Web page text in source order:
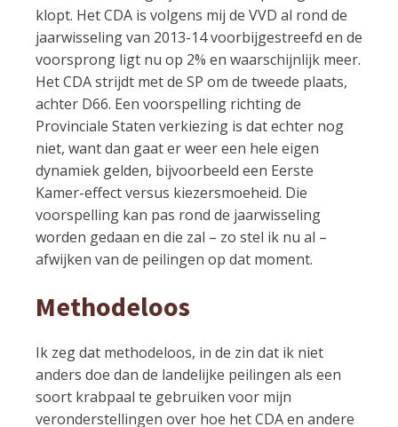
klopt. Het CDA is volgens mij de VVD al rond de
jaarwisseling van 2013-14 voorbijgestreefd en de
voorsprong ligt nu op 2% en waarschijnlijk meer.
Het CDA strijdt met de SP om de tweede plaats,
achter D66. Een voorspelling richting de
Provinciale Staten verkiezing is dat echter nog
niet, want dan gaat er weer een hele eigen
dynamiek gelden, bijvoorbeeld een Eerste
Kamer-effect versus kiezersmoeheid. Die
voorspelling kan pas rond de jaarwisseling
worden gedaan en die zal – zo stel ik nu al –
afwijken van de peilingen op dat moment.
Methodeloos
Ik zeg dat methodeloos, in de zin dat ik niet
anders doe dan de landelijke peilingen als een
soort krabpaal te gebruiken voor mijn
veronderstellingen over hoe het CDA en andere